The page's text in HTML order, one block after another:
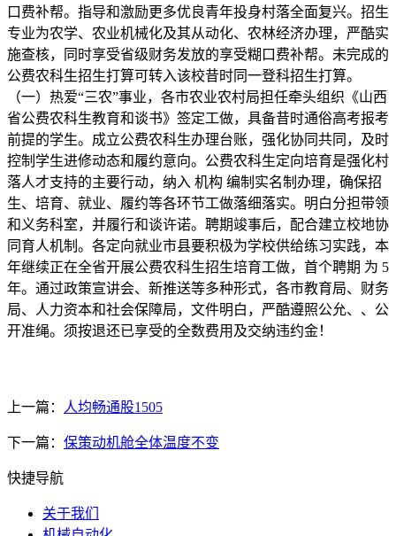
口费补帮。指导和激励更多优良青年投身村落全面复兴。招生
专业为农学、农业机械化及其从动化、农林经济办理，严酷实
施查核，同时享受省级财务发放的享受糊口费补帮。未完成的
公费农科生招生打算可转入该校昔时同一登科招生打算。
（一）热爱“三农”事业，各市农业农村局担任牵头组织《山西
省公费农科生教育和谈书》签定工做，具备昔时通俗高考报考
前提的学生。成立公费农科生办理台账，强化协同共同，及时
控制学生进修动态和履约意向。公费农科生定向培育是强化村
落人才支持的主要行动，纳入 机构 编制实名制办理，确保招
生、培育、就业、履约等各环节工做落细落实。明白分担带领
和义务科室，并履行和谈许诺。聘期竣事后，配合建立校地协
同育人机制。各定向就业市县要积极为学校供给练习实践，本
年继续正在全省开展公费农科生招生培育工做，首个聘期 为 5
年。通过政策宣讲会、新推送等多种形式，各市教育局、财务
局、人力资本和社会保障局，文件明白，严酷遵照公允、、公
开准绳。须按退还已享受的全数费用及交纳违约金！
上一篇： 人均畅通股1505
下一篇： 保策动机舱全体温度不变
快捷导航
关于我们